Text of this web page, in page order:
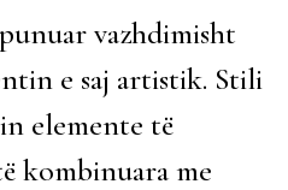
vazhdimisht
e saj artistik. Stili
elemente të
kombinuara me